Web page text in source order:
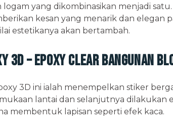
logam yang dikombinasikan menjadi
kesan yang menarik dan elegan
estetikanya akan bertambah.
3D – Epoxy Clear Bangunan
3D ini ialah menempelkan stiker
lantai dan selanjutnya dilakukan
membentuk lapisan seperti efek kaca.